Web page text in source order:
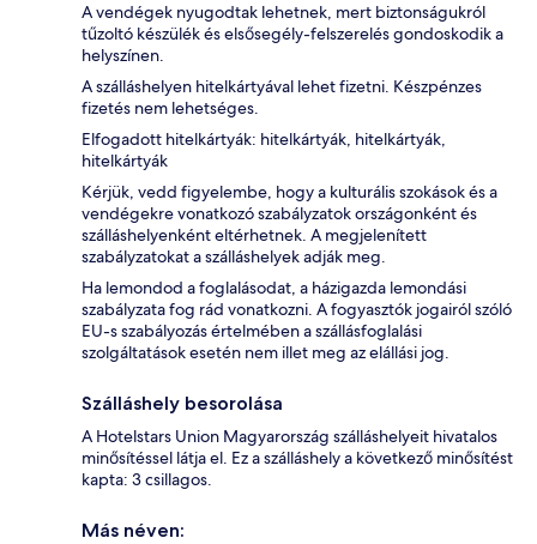
A vendégek nyugodtak lehetnek, mert biztonságukról
tűzoltó készülék és elsősegély-felszerelés gondoskodik a
helyszínen.
A szálláshelyen hitelkártyával lehet fizetni. Készpénzes
fizetés nem lehetséges.
Elfogadott hitelkártyák: hitelkártyák, hitelkártyák,
hitelkártyák
Kérjük, vedd figyelembe, hogy a kulturális szokások és a
vendégekre vonatkozó szabályzatok országonként és
szálláshelyenként eltérhetnek. A megjelenített
szabályzatokat a szálláshelyek adják meg.
Ha lemondod a foglalásodat, a házigazda lemondási
szabályzata fog rád vonatkozni. A fogyasztók jogairól szóló
EU-s szabályozás értelmében a szállásfoglalási
szolgáltatások esetén nem illet meg az elállási jog.
Szálláshely besorolása
A Hotelstars Union Magyarország szálláshelyeit hivatalos
minősítéssel látja el. Ez a szálláshely a következő minősítést
kapta: 3 csillagos.
Más néven: